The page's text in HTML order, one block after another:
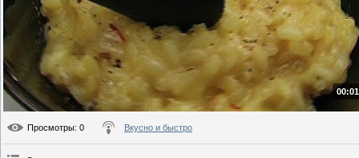
Просмотры: 0 Вкусно и быстро